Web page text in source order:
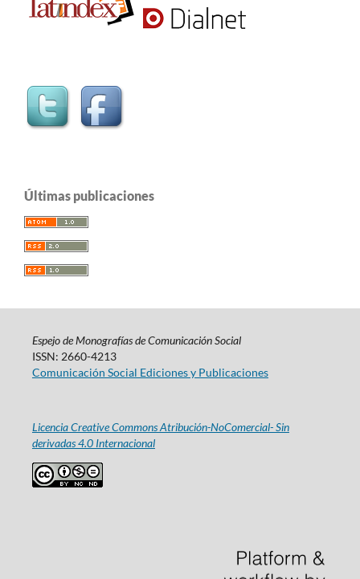
Últimas publicaciones
Espejo de Monografías de Comunicación Social
ISSN: 2660-4213
Comunicación Social Ediciones y Publicaciones
Licencia Creative Commons Atribución-NoComercial- Sin
derivadas 4.0 Internacional